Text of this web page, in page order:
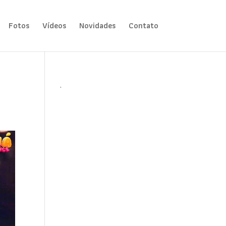
Fotos Vídeos Novidades Contato
.